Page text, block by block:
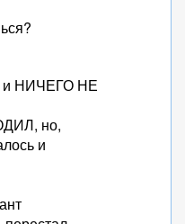
и НИЧЕГО НЕ
но,
и